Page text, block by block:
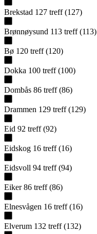
Brekstad 127 treff (127)
Brønnøysund 113 treff (113)
Bø 120 treff (120)
Dokka 100 treff (100)
Dombås 86 treff (86)
Drammen 129 treff (129)
Eid 92 treff (92)
Eidskog 16 treff (16)
Eidsvoll 94 treff (94)
Eiker 86 treff (86)
Elnesvågen 16 treff (16)
Elverum 132 treff (132)